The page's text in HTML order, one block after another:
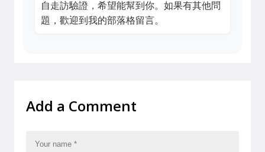
自走訪驗證，希望能幫到你。如果有其他問
題，歡迎到我的部落格留言。
Add a Comment